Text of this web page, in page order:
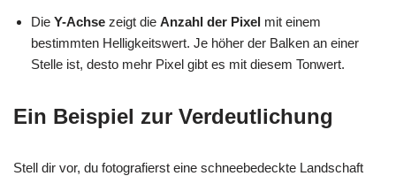
Die Y-Achse zeigt die Anzahl der Pixel mit einem
bestimmten Helligkeitswert. Je höher der Balken an einer
Stelle ist, desto mehr Pixel gibt es mit diesem Tonwert.
Ein Beispiel zur Verdeutlichung
Stell dir vor, du fotografierst eine schneebedeckte Landschaft